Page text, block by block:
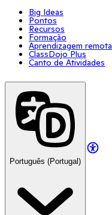
Big Ideas
Pontos
Recursos
Formação
Aprendizagem remota
ClassDojo Plus
Canto de Atividades
Português (Portugal)